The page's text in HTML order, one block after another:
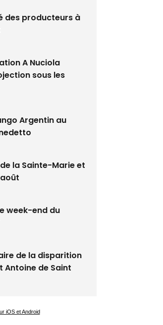
des producteurs à
A Nuciola
sous les
Argentin au
la Sainte-Marie et
week-end du
de la disparition
Antoine de Saint